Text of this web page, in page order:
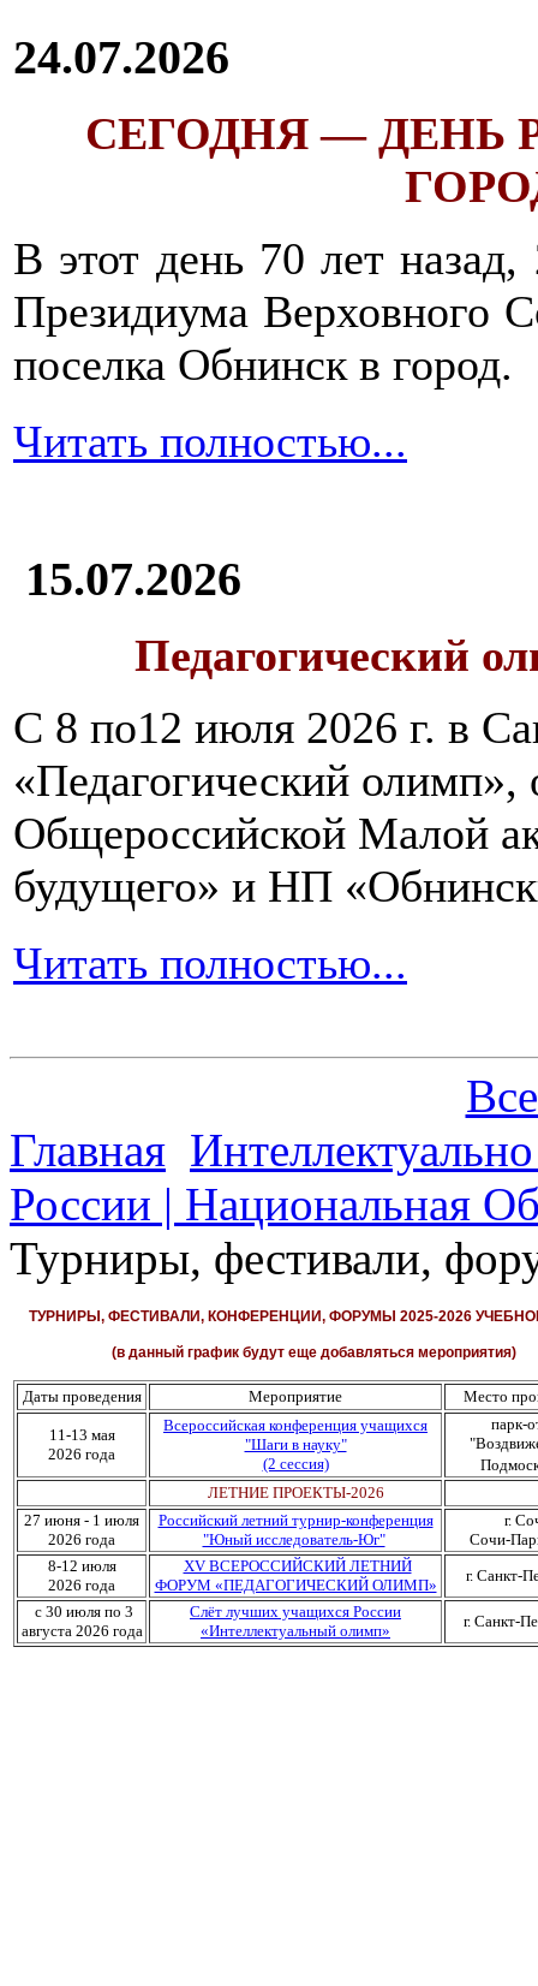
24.07.2026
СЕГОДНЯ — ДЕНЬ
В этот день 70 лет
Президиума Верховного
поселка Обнинск в город.
Читать полностью...
15.07.2026
Педагогический
С 8 по12 июля 2026 г. в
«Педагогический олимп»,
Общероссийской Малой
будущего» и НП
Читать полностью...
Главная
России | Национальная
Турниры, фестивали,
ТУРНИРЫ, ФЕСТИВАЛИ, КОНФЕРЕНЦИИ, ФОРУМЫ 2025-2026
(в данный график будут еще добавляться мероприятия)
Даты проведения Мероприятие Место
11-13 мая
2026 года
Всероссийская конференция учащихся
"Шаги в науку"
(2 сессия)
парк-
ЛЕТНИЕ ПРОЕКТЫ-2026
27 июня - 1 июля
2026 года
Российский летний турнир-конференция
"Юный исследователь-Юг"
г.
Сочи-
8-12 июля
2026 года
XV ВСЕРОССИЙСКИЙ ЛЕТНИЙ
ФОРУМ «ПЕДАГОГИЧЕСКИЙ ОЛИМП»
г. Санкт-
с 30 июля по 3
августа 2026 года
Слёт лучших учащихся России
«Интеллектуальный олимп»
г. Санкт-